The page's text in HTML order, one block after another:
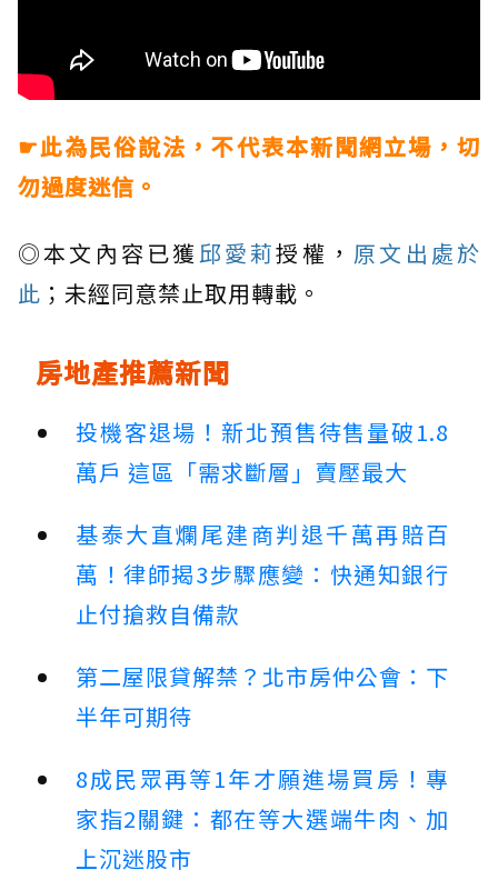
☛此為民俗說法，不代表本新聞網立場，切
勿過度迷信。
◎本文內容已獲邱愛莉授權， 原文出處於
此 ；未經同意禁止取用轉載。
房地產推薦新聞
投機客退場！新北預售待售量破1.8
萬戶 這區「需求斷層」賣壓最大
基泰大直爛尾建商判退千萬再賠百
萬！律師揭3步驟應變：快通知銀行
止付搶救自備款
第二屋限貸解禁？北市房仲公會：下
半年可期待
8成民眾再等1年才願進場買房！專
家指2關鍵：都在等大選端牛肉、加
上沉迷股市